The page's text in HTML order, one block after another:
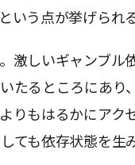
いう点が挙げられる
激しいギャンブル
たるところにあり
りもはるかにアク
ても依存状態を生